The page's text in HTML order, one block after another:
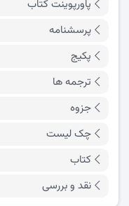
پاورپوینت کتاب
پرسشنامه
پکیج
ترجمه ها
جزوه
چک لیست
کتاب
نقد و بررسی